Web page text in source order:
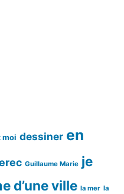
moi dessiner en
Guillaume Marie je
d’une ville la mer la